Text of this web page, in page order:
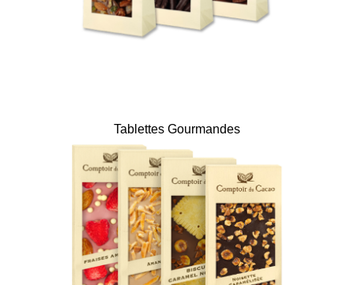
Tablettes Gourmandes